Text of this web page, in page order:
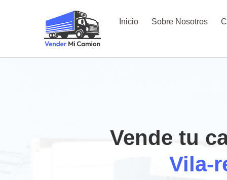
Inicio Sobre Nosotros
Vende tu
Vila-